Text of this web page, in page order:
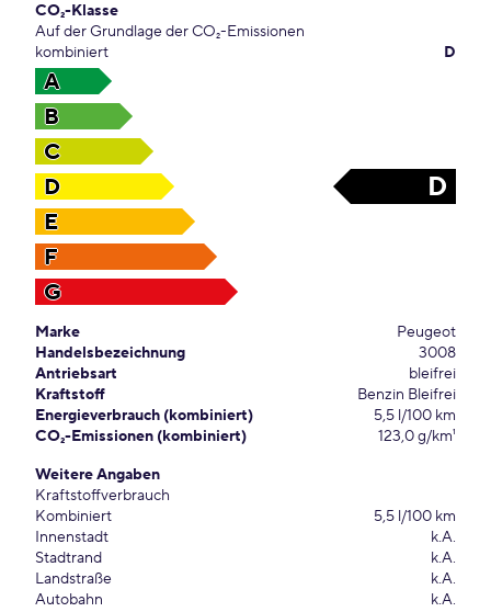
CO₂-Klasse
Auf der Grundlage der CO₂-Emissionen
kombiniert
D
A
B
C
D
D
E
F
G
Marke
Peugeot
Handelsbezeichnung
3008
Antriebsart
bleifrei
Kraftstoff
Benzin Bleifrei
Energieverbrauch (kombiniert)
5,5 l/100 km
CO₂-Emissionen (kombiniert)
123,0 g/km¹
Weitere Angaben
Kraftstoffverbrauch
Kombiniert
5,5 l/100 km
Innenstadt
k.A.
Stadtrand
k.A.
Landstraße
k.A.
Autobahn
k.A.